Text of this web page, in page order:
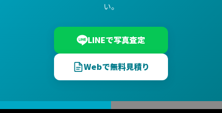
い。
LINEで写真査定
Webで無料見積り